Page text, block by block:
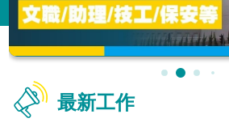
最新工作